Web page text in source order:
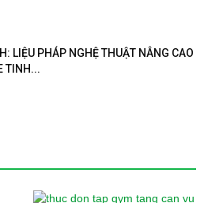
LIỆU PHÁP NGHỆ THUẬT NÂNG CAO
TINH...